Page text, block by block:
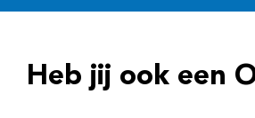
Heb jij ook een